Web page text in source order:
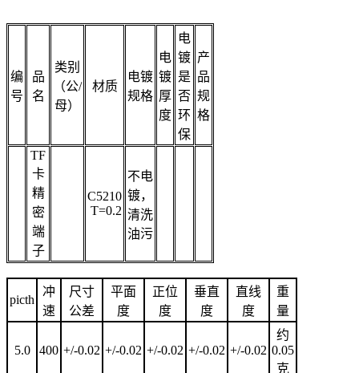
编
号
品
名
类别
（公/
母）
材质
电镀
规格
电
镀
厚
度
电
镀
是
否
环
保
产
品
规
格
TF
卡
精
密
端
子
C5210
T=0.2
不电
镀，
清洗
油污
picth
冲
速
尺寸
公差
平面
度
正位
度
垂直
度
直线
度
重
量
5.0 400 +/-0.02 +/-0.02 +/-0.02 +/-0.02 +/-0.02
约
0.05
克